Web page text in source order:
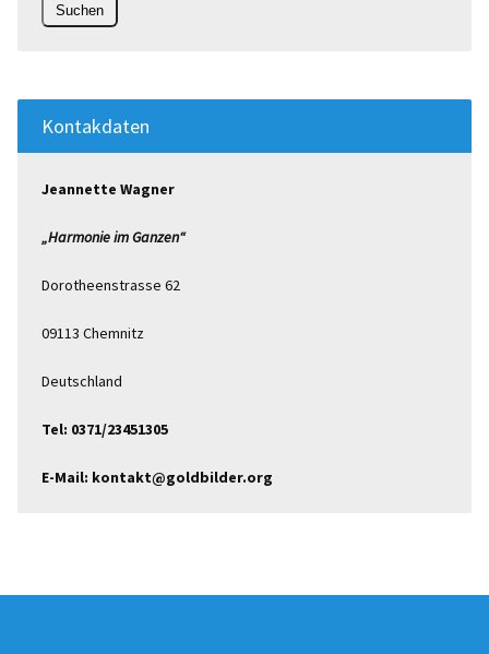
Kontakdaten
Jeannette Wagner
„Harmonie im Ganzen“
Dorotheenstrasse 62
09113 Chemnitz
Deutschland
Tel: 0371/23451305
E-Mail: kontakt@goldbilder.org